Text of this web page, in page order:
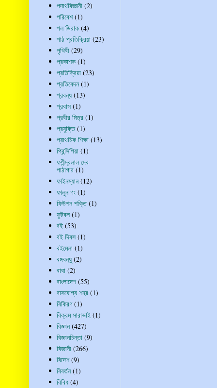
পদার্থবিজ্ঞানী (2)
পরিবেশ (1)
পল ডিরাক (4)
পাঠ প্রতিক্রিয়া (23)
পৃথিবী (29)
প্রকাশক (1)
প্রতিক্রিয়া (23)
প্রতিবেদন (1)
প্রবন্ধ (13)
প্রবাস (1)
প্রবীর মিত্র (1)
প্রযুক্তি (1)
প্রাথমিক শিক্ষা (13)
প্রিন্সিপিয়া (1)
ফণীন্দ্রলাল দেব
পাঠাগার (1)
ফাইনম্যান (12)
ফালুন গং (1)
ফিউশন শক্তি (1)
ফুটবল (1)
বই (53)
বই দিবস (1)
বইমেলা (1)
বঙ্গবন্ধু (2)
বাবা (2)
বাংলাদেশ (55)
বাসযোগ্য শহর (1)
বিকিরণ (1)
বিক্রম সারাভাই (1)
বিজ্ঞান (427)
বিজ্ঞানচিন্তা (9)
বিজ্ঞানী (266)
বিদেশ (9)
বিবর্তন (1)
বিবিধ (4)